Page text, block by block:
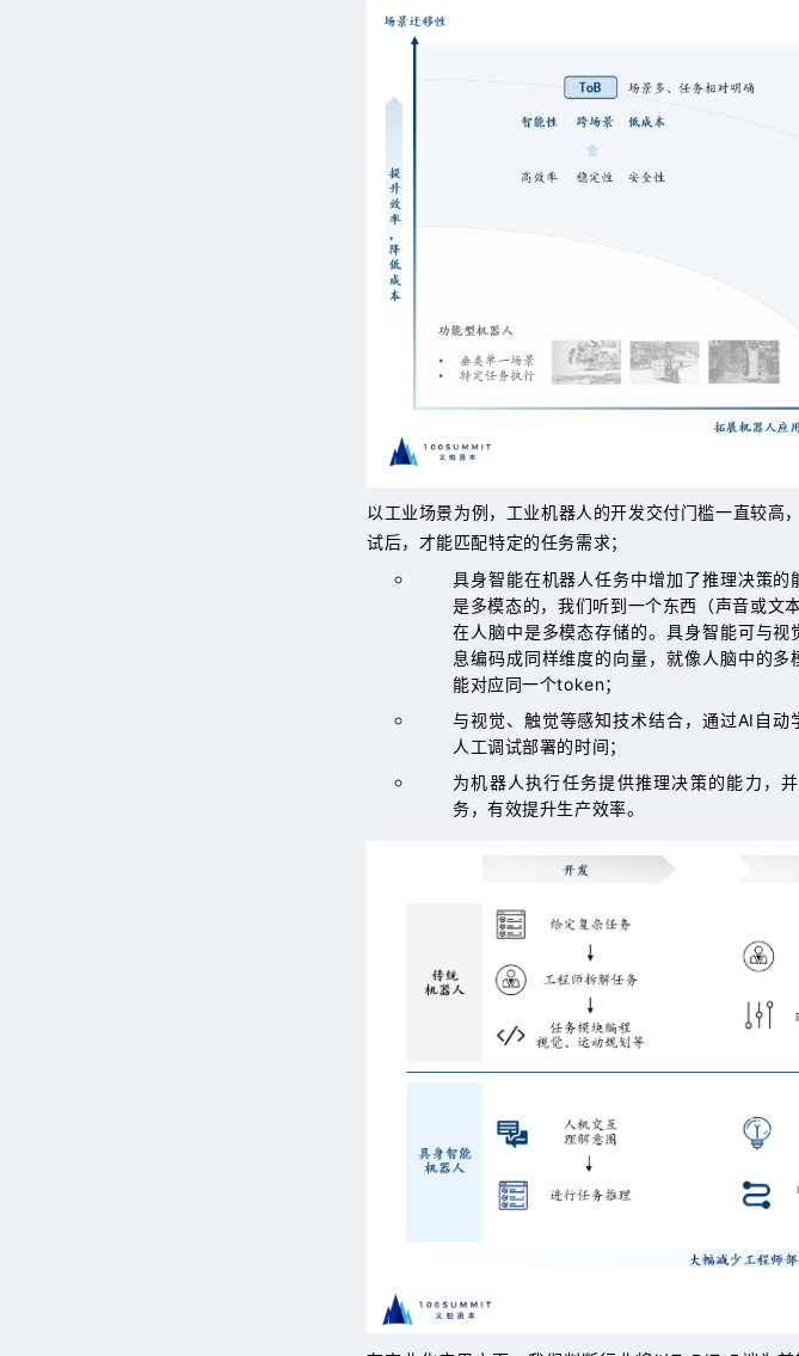
以工业场景为例，工业机器人的开发交付门槛一直较高
试后，才能匹配特定的任务需求；
具身智能在机器人任务中增加了推理决策
是多模态的，我们听到一个东西（声音或文
在人脑中是多模态存储的。具身智能可与
息编码成同样维度的向量，就像人脑中的
能对应同一个token；
与视觉、触觉等感知技术结合，通过AI自
人工调试部署的时间；
为机器人执行任务提供推理决策的能力，
务，有效提升生产效率。